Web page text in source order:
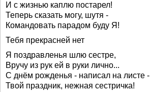
И с жизнью каплю постарел!
Теперь сказать могу, шутя -
Командовать парадом буду Я!
Тебя прекрасней нет
Я поздравленья шлю сестре,
Вручу из рук ей в руки лично...
С днём рожденья - написал на листе -
Твой праздник, нежная сестричка!